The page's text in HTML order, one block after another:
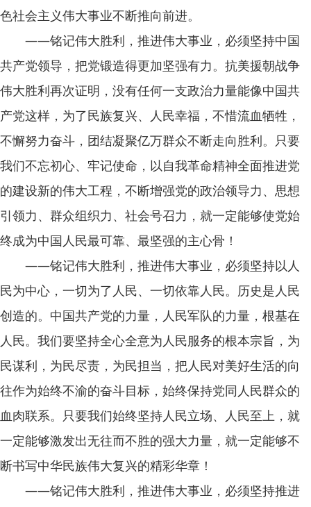
色社会主义伟大事业不断推向前进。
——铭记伟大胜利，推进伟大事业，必须坚持中国
共产党领导，把党锻造得更加坚强有力。抗美援朝战争
伟大胜利再次证明，没有任何一支政治力量能像中国共
产党这样，为了民族复兴、人民幸福，不惜流血牺牲，
不懈努力奋斗，团结凝聚亿万群众不断走向胜利。只要
我们不忘初心、牢记使命，以自我革命精神全面推进党
的建设新的伟大工程，不断增强党的政治领导力、思想
引领力、群众组织力、社会号召力，就一定能够使党始
终成为中国人民最可靠、最坚强的主心骨！
——铭记伟大胜利，推进伟大事业，必须坚持以人
民为中心，一切为了人民、一切依靠人民。历史是人民
创造的。中国共产党的力量，人民军队的力量，根基在
人民。我们要坚持全心全意为人民服务的根本宗旨，为
民谋利，为民尽责，为民担当，把人民对美好生活的向
往作为始终不渝的奋斗目标，始终保持党同人民群众的
血肉联系。只要我们始终坚持人民立场、人民至上，就
一定能够激发出无往而不胜的强大力量，就一定能够不
断书写中华民族伟大复兴的精彩华章！
——铭记伟大胜利，推进伟大事业，必须坚持推进